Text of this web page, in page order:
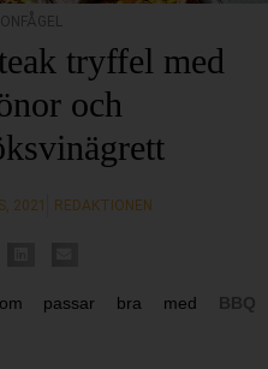
tryffel med
och
2021 REDAKTIONEN
passar bra med BBQ